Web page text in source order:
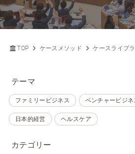
TOP ケースメソッド ケースライブ
テーマ
ファミリービジネス ベンチャービジネ
日本的経営 ヘルスケア
カテゴリー